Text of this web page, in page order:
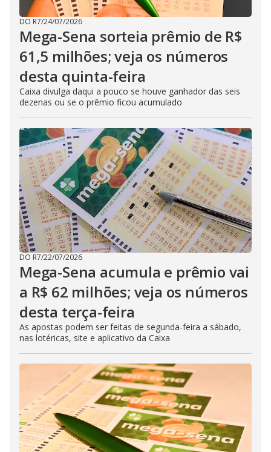
DO R7/24/07/2026
Mega-Sena sorteia prêmio de R$
61,5 milhões; veja os números
desta quinta-feira
Caixa divulga daqui a pouco se houve ganhador das seis
dezenas ou se o prêmio ficou acumulado
DO R7/22/07/2026
Mega-Sena acumula e prêmio vai
a R$ 62 milhões; veja os números
desta terça-feira
As apostas podem ser feitas de segunda-feira a sábado,
nas lotéricas, site e aplicativo da Caixa